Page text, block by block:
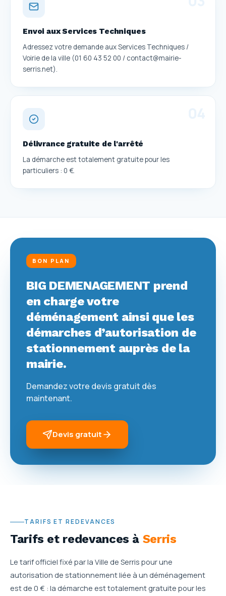
Envoi aux Services Techniques
Adressez votre demande aux Services Techniques /
Voirie de la ville (01 60 43 52 00 / contact@mairie-
serris.net).
Délivrance gratuite de l'arrêté
La démarche est totalement gratuite pour les
particuliers : 0 €.
BON PLAN
BIG DEMENAGEMENT prend
en charge votre
déménagement ainsi que les
démarches d’autorisation de
stationnement auprès de la
mairie.
Demandez votre devis gratuit dès
maintenant.
Devis gratuit
TARIFS ET REDEVANCES
Tarifs et redevances à Serris
Le tarif officiel fixé par la Ville de Serris pour une
autorisation de stationnement liée à un déménagement
est de 0 € : la démarche est totalement gratuite pour les